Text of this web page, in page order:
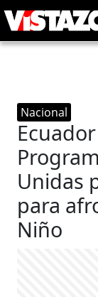
Nacional
Unidas
para
Niño